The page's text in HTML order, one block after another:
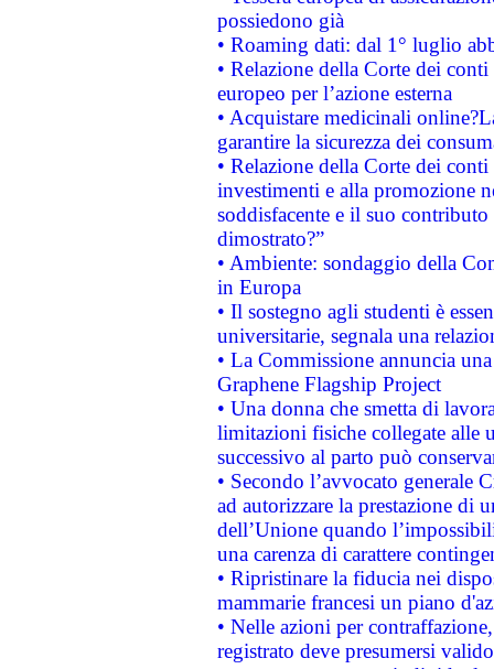
possiedono già
• Roaming dati: dal 1° luglio
• Relazione della Corte dei
europeo per l’azione esterna
• Acquistare medicinali
garantire la sicurezza dei
• Relazione della Corte dei
investimenti e alla promozione
soddisfacente e il suo
dimostrato?”
• Ambiente: sondaggio della
in Europa
• Il sostegno agli studenti è
universitarie, segnala una
• La Commissione annuncia
Graphene Flagship Project
• Una donna che smetta di
limitazioni fisiche collegate alle
successivo al parto può
• Secondo l’avvocato
ad autorizzare la prestazione di
dell’Unione quando
una carenza di carattere
• Ripristinare la fiducia nei
mammarie francesi un piano
• Nelle azioni per
registrato deve presumersi